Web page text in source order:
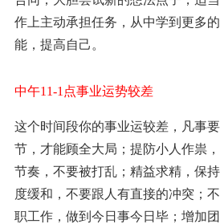
作上主动承担任务，从中学到更多
能，提高自己。
中午11-1点事业运势较差
这个时间段你的事业运较差，凡事
节，才能顾全大局；提防小人作祟
节奏，不要被打乱；精益求精，保
度缓和，不要跟人有直接的冲突；
职工作，做到今日事今日毕；增加团